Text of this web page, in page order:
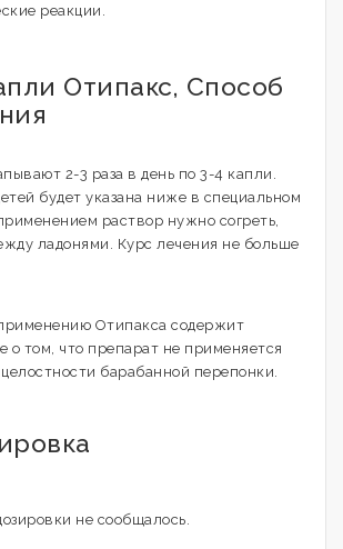
реакции.
Отипакс, Способ
2-3 раза в день по 3-4 капли.
будет указана ниже в специальном
раствор нужно согреть,
ладонями. Курс лечения не больше
Отипакса содержит
о том, что препарат не применяется
барабанной перепонки.
не сообщалось.